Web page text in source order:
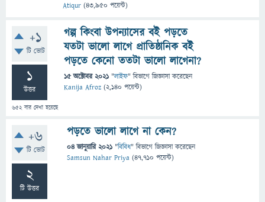
Atiqur (43,950 পয়েন্ট)
+1
টি ভোট
1
উত্তর
652বার দেখা হয়েছে
গল্প কিংবা উপন্যাসের বই পড়তে
যতটা ভালো লাগে প্রাতিষ্ঠানিক বই
পড়তে কেনো ততটা ভালো লাগেনা?
15 অক্টোবর 2021 "লাইফ" বিভাগে জিজ্ঞাসাকরেছেন
Kanija Afroz (2,140 পয়েন্ট)
+6
টি ভোট
2
টি উত্তর
পড়তে ভালো লাগে না কেন?
04 জানুয়ারি 2021 "বিবিধ" বিভাগে জিজ্ঞাসাকরেছেন
Samsun Nahar Priya (47,710 পয়েন্ট)